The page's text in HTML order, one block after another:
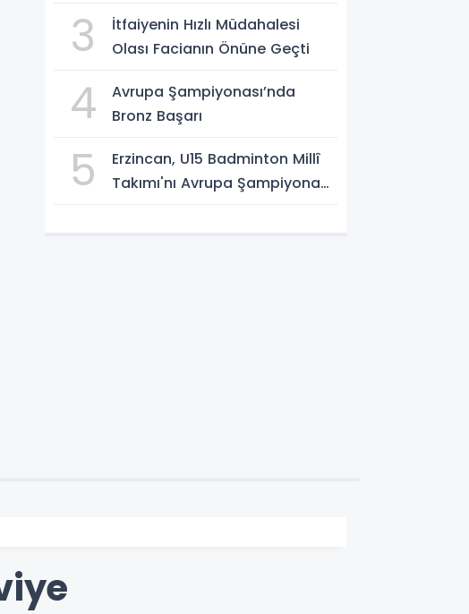
3
İtfaiyenin Hızlı Müdahalesi
Olası Facianın Önüne Geçti
4
Avrupa Şampiyonası’nda
Bronz Başarı
5
Erzincan, U15 Badminton Millî
Takımı'nı Avrupa Şampiyonası